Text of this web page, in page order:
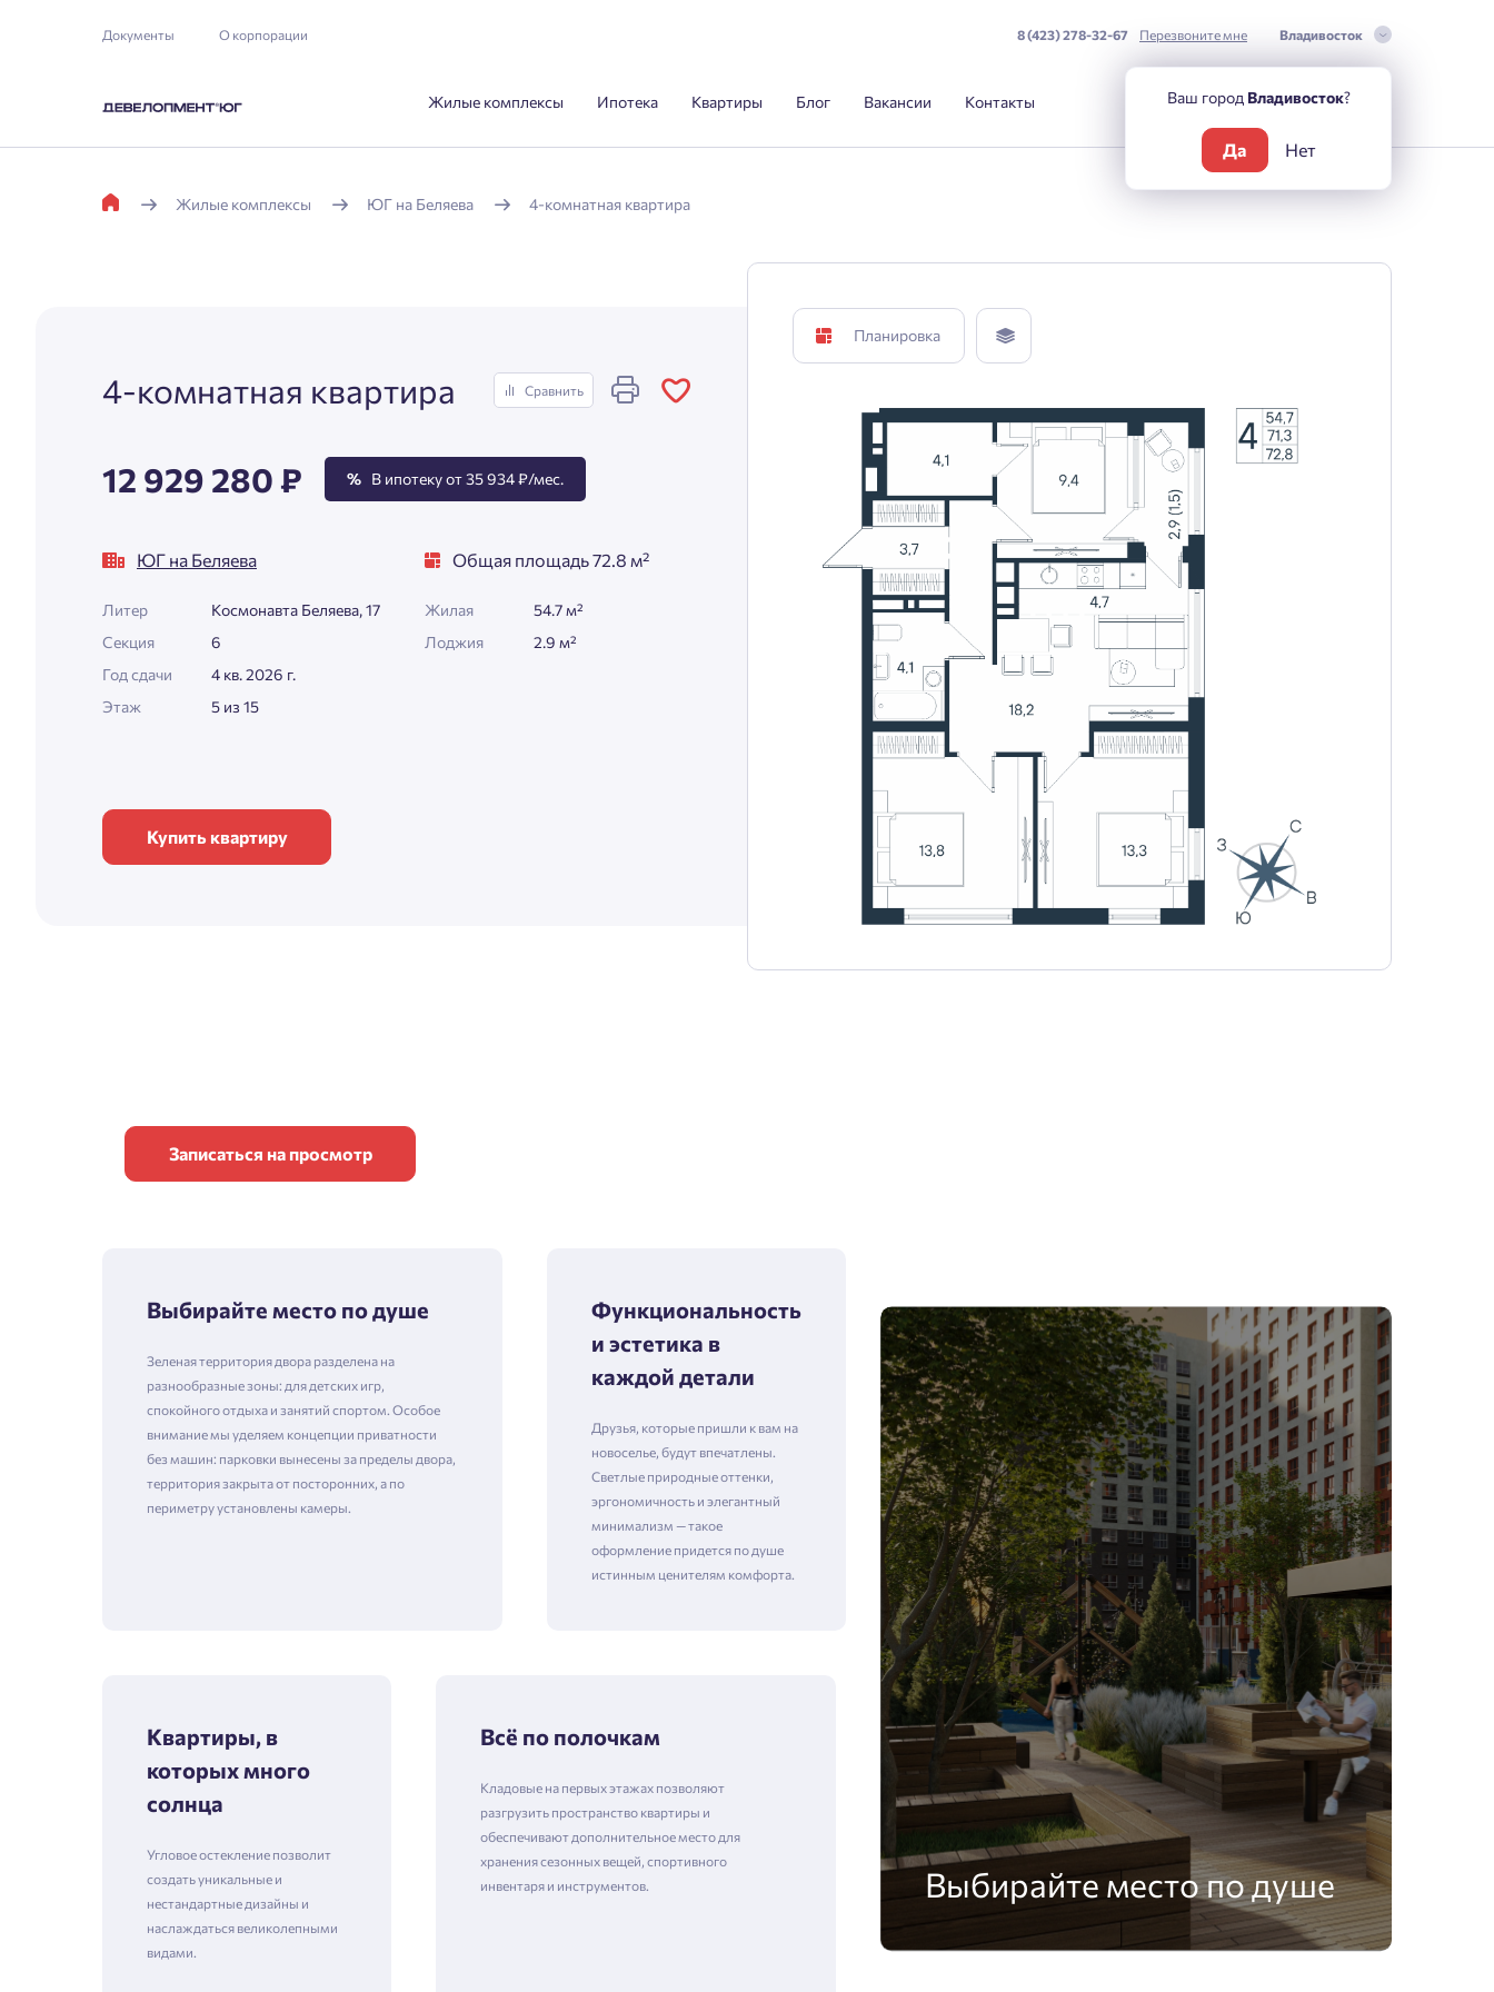
Документы О корпорации 8 (423) 278-32-67 Перезвоните мне Владивосток
Жилые комплексы Ипотека Квартиры Блог Вакансии Контакты
Жилые комплексы ЮГ на Беляева 4-комнатная квартира
4-комнатная квартира Сравнить
12 929 280 ₽ % В ипотеку от 35 934 ₽/мес.
ЮГ на Беляева
Литер
Космонавта Беляева, 17
Секция
6
Год сдачи
4 кв. 2026 г.
Этаж
5 из 15
Общая площадь 72.8 м²
Жилая
54.7 м²
Лоджия
2.9 м²
Купить квартиру
Планировка
Записаться на просмотр
Выбирайте место по душе
Зеленая территория двора разделена на
разнообразные зоны: для детских игр,
спокойного отдыха и занятий спортом. Особое
внимание мы уделяем концепции приватности
без машин: парковки вынесены за пределы двора,
территория закрыта от посторонних, а по
периметру установлены камеры.
Функциональность
и эстетика в
каждой детали
Друзья, которые пришли к вам на
новоселье, будут впечатлены.
Светлые природные оттенки,
эргономичность и элегантный
минимализм — такое
оформление придется по душе
истинным ценителям комфорта.
Квартиры, в
которых много
солнца
Угловое остекление позволит
создать уникальные и
нестандартные дизайны и
наслаждаться великолепными
видами.
Всё по полочкам
Кладовые на первых этажах позволяют
разгрузить пространство квартиры и
обеспечивают дополнительное место для
хранения сезонных вещей, спортивного
инвентаря и инструментов.
Выбирайте место по душе
Ваш город Владивосток?
Да Нет